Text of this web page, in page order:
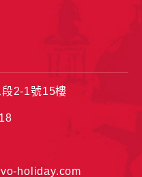
2-1號15樓
holiday.com